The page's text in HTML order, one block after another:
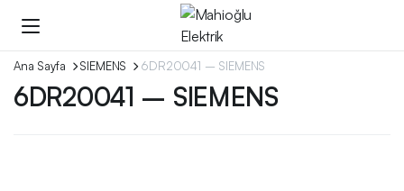
Ana Sayfa SIEMENS 6DR20041 – SIEMENS
6DR20041 – SIEMENS